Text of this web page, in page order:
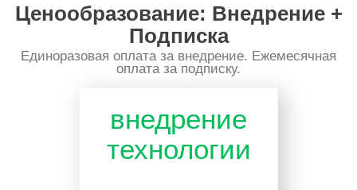
Ценообразование: Внедрение +
Подписка
Единоразовая оплата за внедрение. Ежемесячная
оплата за подписку.
внедрение
технологии